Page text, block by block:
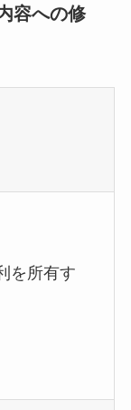
容への修
を所有す